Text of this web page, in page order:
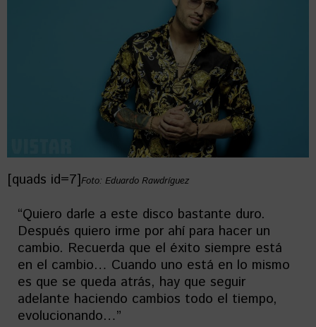
[quads id=7]Foto: Eduardo Rawdríguez
“Quiero darle a este disco bastante duro.
Después quiero irme por ahí para hacer un
cambio. Recuerda que el éxito siempre está
en el cambio… Cuando uno está en lo mismo
es que se queda atrás, hay que seguir
adelante haciendo cambios todo el tiempo,
evolucionando…”